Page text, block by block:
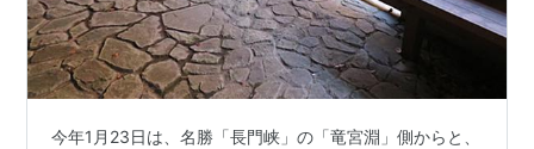
今年1月23日は、名勝「長門峡」の「竜宮淵」側からと、